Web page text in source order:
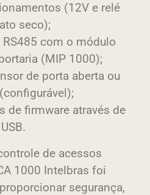
(12V e relé
seco);
com o módulo
(MIP 1000);
de porta aberta ou
de firmware através de
USB.
de acessos
1000 Intelbras foi
segurança,